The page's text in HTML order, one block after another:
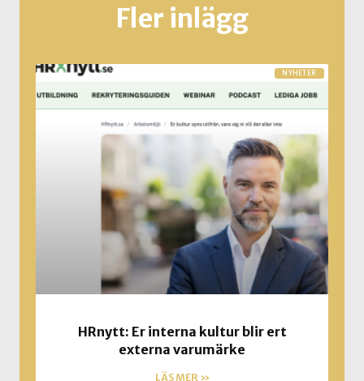
Fler inlägg
NYHETER
HRnytt: Er interna kultur blir ert
externa varumärke
LÄS MER »